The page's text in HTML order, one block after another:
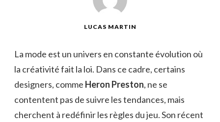
LUCAS MARTIN
La mode est un univers en constante évolution où
la créativité fait la loi. Dans ce cadre, certains
designers, comme Heron Preston, ne se
contentent pas de suivre les tendances, mais
cherchent à redéfinir les règles du jeu. Son récent